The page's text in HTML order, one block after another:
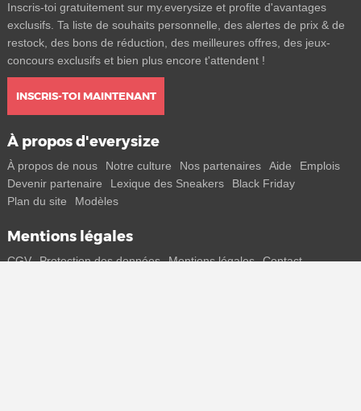
Inscris-toi gratuitement sur my.everysize et profite d'avantages
exclusifs. Ta liste de souhaits personnelle, des alertes de prix & de
restock, des bons de réduction, des meilleures offres, des jeux-
concours exclusifs et bien plus encore t'attendent !
INSCRIS-TOI MAINTENANT
À propos d'everysize
À propos de nous Notre culture Nos partenaires Aide
Emplois
Devenir partenaire
Lexique des Sneakers
Black Friday
Plan du site
Modèles
Mentions légales
CGV Protection des données Mentions légales Contact